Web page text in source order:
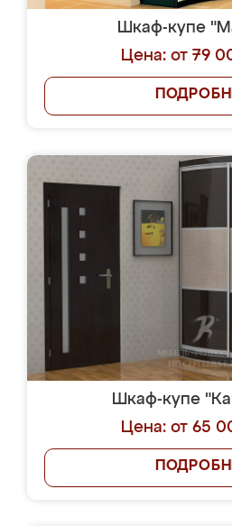
Шкаф-купе
Цена: от 79
Шкаф-купе
Цена: от 65